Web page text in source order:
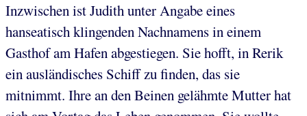
Inzwischen ist Judith unter Angabe eines
hanseatisch klingenden Nachnamens in einem
Gasthof am Hafen abgestiegen. Sie hofft, in Rerik
ein ausländisches Schiff zu finden, das sie
mitnimmt. Ihre an den Beinen gelähmte Mutter hat